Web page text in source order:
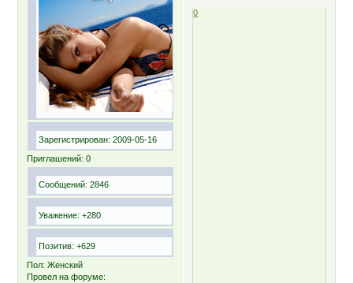
Зарегистрирован: 2009-05-16
Приглашений: 0
Сообщений: 2846
Уважение: +280
Позитив: +629
Пол: Женский
Провел на форуме:
0